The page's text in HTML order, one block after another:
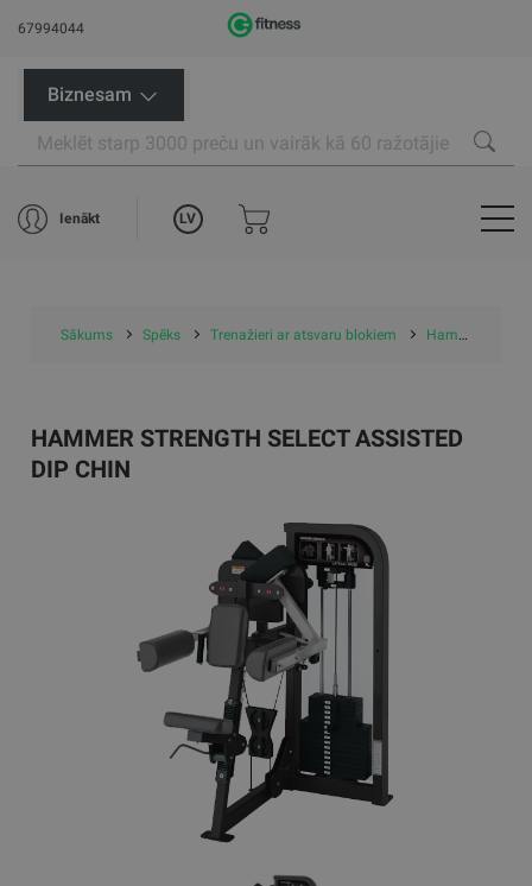
67994044
Biznesam
Ienākt LV
Sākums Spēks Trenažieri ar atsvaru blokiem Hammer Strength Select Assisted Dip Chin
HAMMER STRENGTH SELECT ASSISTED
DIP CHIN